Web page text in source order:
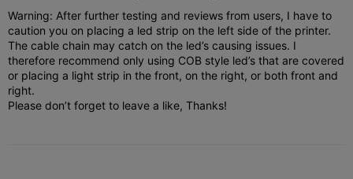
Warning: After further testing and reviews from users, I have to
caution you on placing a led strip on the left side of the printer.
The cable chain may catch on the led’s causing issues. I
therefore recommend only using COB style led’s that are covered
or placing a light strip in the front, on the right, or both front and
right.
Please don’t forget to leave a like, Thanks!